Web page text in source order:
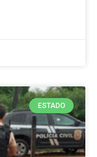
ESTADO